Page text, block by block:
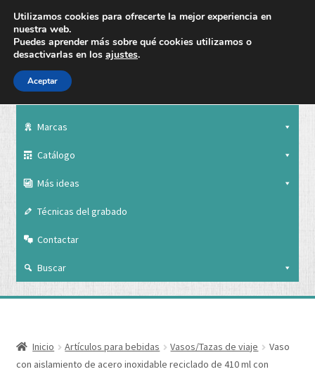
Marcas
Catálogo
Más ideas
Técnicas del grabado
Contactar
Buscar
Nuestra empresa
el
Inicio Artículos para bebidas Vasos/Tazas de viaje
Vaso
con aislamiento de acero inoxidable reciclado de 410 ml con
Utilizamos cookies para ofrecerte la mejor experiencia en
nuestra web.
Puedes aprender más sobre qué cookies utilizamos o
desactivarlas en los ajustes.
Aceptar